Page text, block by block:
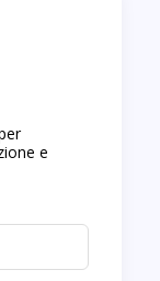
e